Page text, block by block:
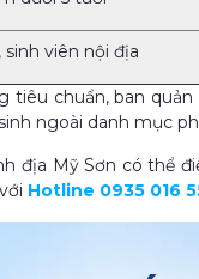
sinh viên nội địa
tiêu chuẩn, ban
ngoài danh mục
địa Mỹ Sơn có thể
Hotline 0935 016